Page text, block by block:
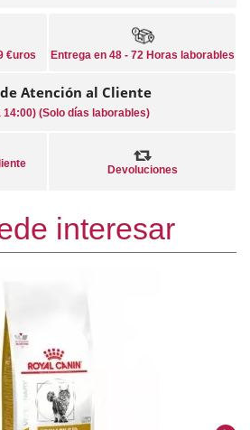
€uros Entrega en 48 - 72 Horas laborables
Atención al Cliente
14:00) (Solo días laborables)
Devoluciones
interesar